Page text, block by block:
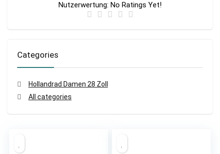
Nutzerwertung: No Ratings Yet!
Categories
Hollandrad Damen 28 Zoll
All categories